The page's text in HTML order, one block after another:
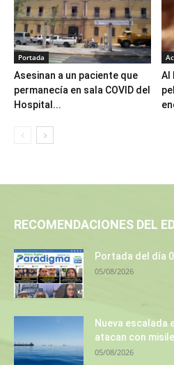
Portada
Asesinan a un paciente que
permanecía en sala COVID del
Hospital...
Al
RECOMENDACIONES DEL
Portada del día
05/08/2026
Nueva escalada
atacan con
05/08/2026